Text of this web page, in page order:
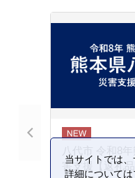
八代市 令和8年
害支援【返礼
当サイトでは
詳細については